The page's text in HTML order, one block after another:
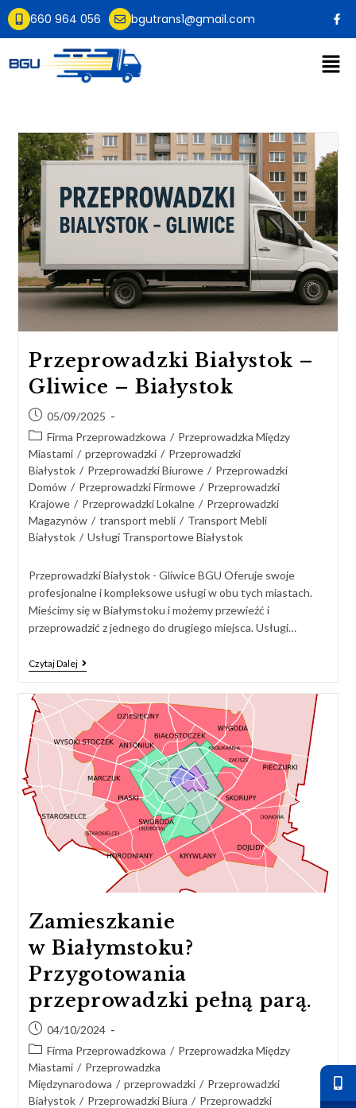
660 964 056 bgutrans1@gmail.com
Przeprowadzki Białystok –
Gliwice – Białystok
05/09/2025
Firma Przeprowadzkowa / Przeprowadzka Między
Miastami / przeprowadzki / Przeprowadzki
Białystok / Przeprowadzki Biurowe / Przeprowadzki
Domów / Przeprowadzki Firmowe / Przeprowadzki
Krajowe / Przeprowadzki Lokalne / Przeprowadzki
Magazynów / transport mebli / Transport Mebli
Białystok / Usługi Transportowe Białystok
Przeprowadzki Białystok - Gliwice BGU Oferuje swoje
profesjonalne i kompleksowe usługi w obu tych miastach.
Mieścimy się w Białymstoku i możemy przewieźć i
przeprowadzić z jednego do drugiego miejsca. Usługi…
Czytaj Dalej
Zamieszkanie
w Białymstoku?
Przygotowania
przeprowadzki pełną parą.
04/10/2024
Firma Przeprowadzkowa / Przeprowadzka Między
Miastami / Przeprowadzka
Międzynarodowa / przeprowadzki / Przeprowadzki
Białystok / Przeprowadzki Biura / Przeprowadzki